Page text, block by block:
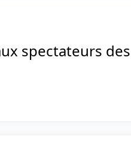
spectateurs des